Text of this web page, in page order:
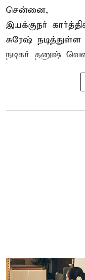
சென்னை,
இயக்குநர்
சுரேஷ்
நடிகர் தனுஷ்